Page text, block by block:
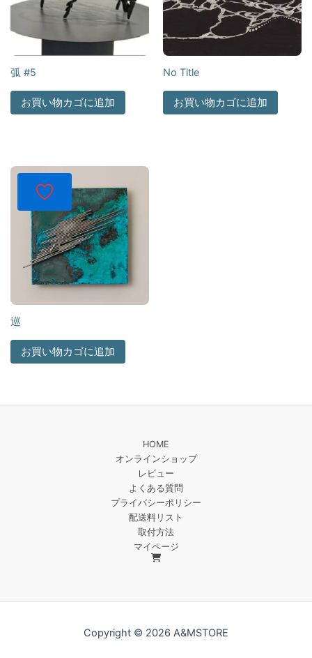
弧 #5
お買い物カゴに追加
No Title
お買い物カゴに追加
巡
お買い物カゴに追加
HOME
オンラインショップ
レビュー
よくある質問
プライバシーポリシー
配送料リスト
取付方法
マイページ
Copyright © 2026 A&MSTORE